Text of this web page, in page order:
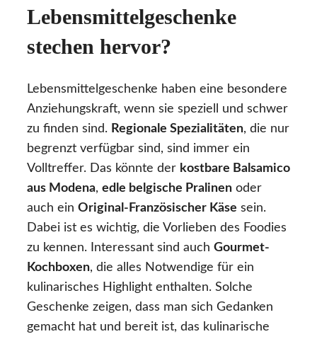
Lebensmittelgeschenke
stechen hervor?
Lebensmittelgeschenke haben eine besondere
Anziehungskraft, wenn sie speziell und schwer
zu finden sind. Regionale Spezialitäten, die nur
begrenzt verfügbar sind, sind immer ein
Volltreffer. Das könnte der kostbare Balsamico
aus Modena, edle belgische Pralinen oder
auch ein Original-Französischer Käse sein.
Dabei ist es wichtig, die Vorlieben des Foodies
zu kennen. Interessant sind auch Gourmet-
Kochboxen, die alles Notwendige für ein
kulinarisches Highlight enthalten. Solche
Geschenke zeigen, dass man sich Gedanken
gemacht hat und bereit ist, das kulinarische